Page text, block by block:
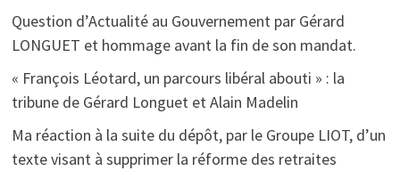
Question d’Actualité au Gouvernement par Gérard
LONGUET et hommage avant la fin de son mandat.
« François Léotard, un parcours libéral abouti » : la
tribune de Gérard Longuet et Alain Madelin
Ma réaction à la suite du dépôt, par le Groupe LIOT, d’un
texte visant à supprimer la réforme des retraites